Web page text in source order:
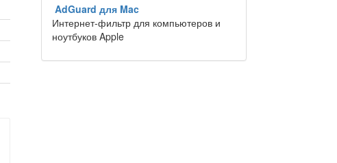
AdGuard для Mac
Интернет-фильтр для компьютеров и
ноутбуков Apple